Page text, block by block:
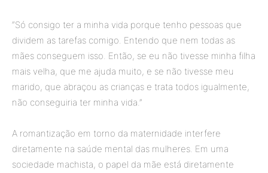
“Só consigo ter a minha vida porque tenho pessoas que
dividem as tarefas comigo. Entendo que nem todas as
mães conseguem isso. Então, se eu não tivesse minha filha
mais velha, que me ajuda muito, e se não tivesse meu
marido, que abraçou as crianças e trata todos igualmente,
não conseguiria ter minha vida.”
A romantização em torno da maternidade interfere
diretamente na saúde mental das mulheres. Em uma
sociedade machista, o papel da mãe está diretamente